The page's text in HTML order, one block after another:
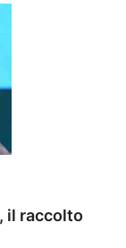
il raccolto